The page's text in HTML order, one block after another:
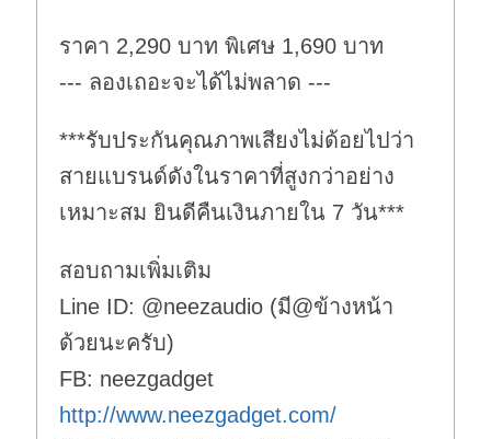
ราคา 2,290 บาท พิเศษ 1,690 บาท
--- ลองเถอะจะได้ไม่พลาด ---
***รับประกันคุณภาพเสียงไม่ด้อยไปว่า
สายแบรนด์ดังในราคาที่สูงกว่าอย่าง
เหมาะสม ยินดีคืนเงินภายใน 7 วัน***
สอบถามเพิ่มเติม
Line ID: @neezaudio (มี@ข้างหน้า
ด้วยนะครับ)
FB: neezgadget
http://www.neezgadget.com/